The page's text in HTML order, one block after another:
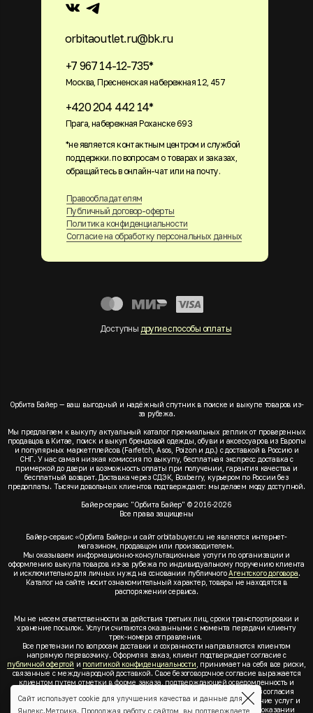
+7 967 14-12-735*
Москва, Пресненская набережная 12, 457
+420 204 442 14*
Прага, набережная Роханске 693
orbitaoutlet.ru@bk.ru
Правообладателям
Публичный договор-оферты
Политика конфиденциальности
Согласие на обработку персональных данных
Доступны другие способы оплаты
*не является контактным центром и службой
поддержки. по вопросам о товарах и заказах,
обращайтесь в онлайн-чат или на почту.
Орбита Байер — ваш выгодный и надёжный спутник в поиске и выкупе товаров из-
за рубежа.
Мы предлагаем к выкупу актуальный каталог премиальных реплик от проверенных
продавцов в Китае, поиск и выкуп брендовой одежды, обуви и аксессуаров из Европы
и популярных маркетплейсов (Farfetch, Asos, Poizon и др.) с доставкой в Россию и
СНГ. У нас самая низкая комиссия по выкупу, бесплатная экспресс доставка с
примеркой до двери и возможность оплаты при получении, гарантия качества и
бесплатный возврат. Доставка через СДЭК, Boxberry, курьером по России без
предоплаты. Тысячи довольных клиентов подтверждают: мы делаем моду доступной.
Байер-сервис "Орбита Байер" © 2016-2026
Все права защищены
Байер-сервис «Орбита Байер» и сайт orbitabuyer.ru не являются интернет-
магазином, продавцом или производителем.
Мы оказываем информационно-консультационные услуги по организации и
оформлению выкупа товаров из-за рубежа по индивидуальному поручению клиента
и исключительно для личных нужд на основании публичногоАгентского договора.
Каталог на сайте носит ознакомительный характер, товары не находятся в
распоряжении сервиса.
Мы не несем ответственности за действия третьих лиц, сроки транспортировки и
хранение посылок. Услуги считаются оказанными с момента передачи клиенту
трек-номера отправления.
Все претензии по вопросам доставки и сохранности направляются клиентом
напрямую перевозчику. Оформляя заказ, клиент подтверждает согласие с
публичной офертой и политикой конфиденциальности , принимает на себя все риски,
связанные с международной доставкой. Свое безоговорочное согласие выражается
клиентом путем отметки в форме заказа, подтверждающей осведомленность и
согласие клиента со всеми предлагаемыми сервисом условиями. Без согласия
клиента спубличной офертой иполитикой конфиденциальностиоказание услуг и
оформление заказа невозможно. Заключая акцепт условий оферты об оказании
Сайт использует cookie для улучшения качества и данные для
Яндекс.Метрика. Продолжая работу с сайтом, вы подтверждаете